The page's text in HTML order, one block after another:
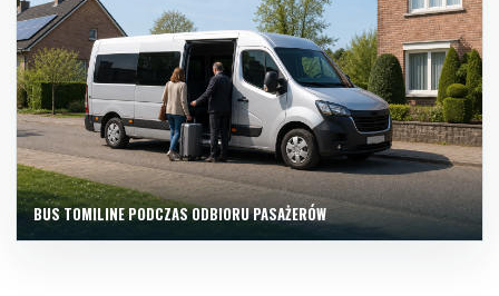
BUS TOMILINE PODCZAS ODBIORU PASAŻERÓW